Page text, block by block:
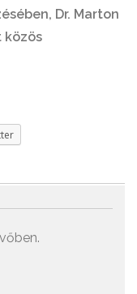
Dr. Marton